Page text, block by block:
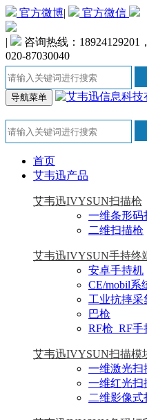
官方微博| 官方微信
|
咨询热线：18924129201
020-87030040
导航菜单
首页
艾韦迅产品
艾韦迅IVYSUN扫描枪
一维条形码
二维扫描枪
艾韦迅IVYSUN手持终
安卓手持机
CE/mobil系
工业抗摔采
巴枪
RF枪_RF手
艾韦迅IVYSUN扫描模
一维激光扫
一维红光扫
二维影像式